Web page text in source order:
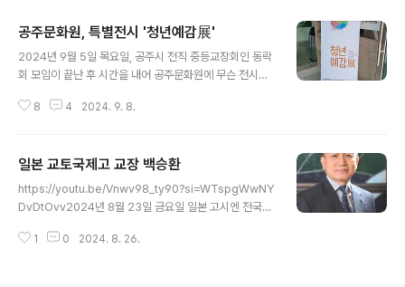
공주문화원, 특별전시 '청년예감展'
2024년 9월 5일 목요일, 공주시 전직 중등교장회인 동락
회 모임이 끝난 후 시간을 내어 공주문화원에 무슨 전시가
플릿을 보니 9월 1일부터 9월 7일까지 공주문화원 2층 제
가 보니 여러분의 작품이 전시되어 있었다.서로 다른 빛깔
들과 향기를 담아 아름다운 청년들이 전하는 다채로운 이
야기, 붓끝으로 전하는 다양한 삶과 예술의 따뜻한 순간들
영주, 정광현, 조정온 등 8명 작품을 김가을이 총괄 기획했
8 4 2024. 9. 8.
일본 교토국제고 교장 백승환
https://youtu.be/Vnwv98_ty90?si=WTspgWwNY
DvDtOvv2024년 8월 23일 금요일 일본 고시엔 전국고
서 중등학교 교장으로 근무하다 올해 지난 4월 선발된 분
1 0 2024. 8. 26.